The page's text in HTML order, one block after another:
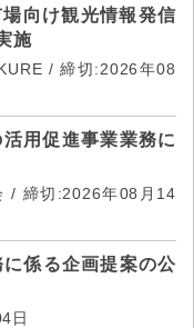
向け観光情報発信
施
/ 締切:2026年08
用促進事業業務に
/ 締切:2026年08月14
係る企画提案の公
日